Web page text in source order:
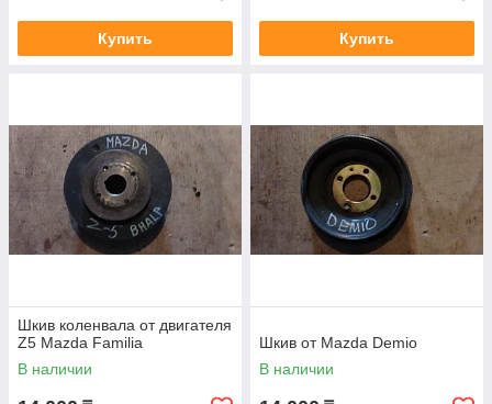
Купить Купить
Шкив коленвала от двигателя
Z5 Mazda Familia
В наличии
Шкив от Mazda Demio
В наличии